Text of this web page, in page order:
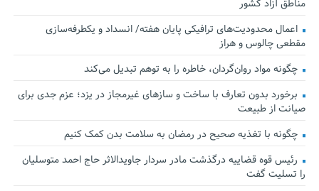
مناطق آزاد کشور
اعمال محدودیت‌های ترافیکی پایان هفته/ انسداد و یکطرفه‌سازی
مقطعی چالوس و هراز
چگونه مواد روان‌گردان، خاطره را به توهم تبدیل می‌کند
برخورد بدون تعارف با ساخت‌ و سازهای غیرمجاز در یزد؛ عزم جدی برای
صیانت از طبیعت
چگونه با تغذیه صحیح در رمضان به سلامت بدن کمک کنیم
رئیس قوه قضاییه درگذشت مادر سردار جاویدالاثر حاج احمد متوسلیان
را تسلیت گفت